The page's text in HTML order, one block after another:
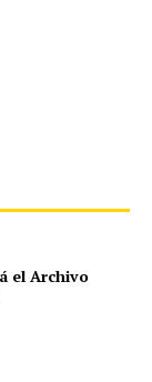
el Archivo